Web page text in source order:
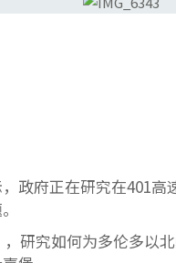
政府正在研究在401
研究如何为多伦多以